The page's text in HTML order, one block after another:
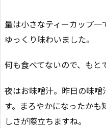
量は小さなティーカップ
ゆっくり味わいました。
何も食べてないので、もと
夜はお味噌汁。昨日の味
す。まろやかになったか
しさが際立ちますね。